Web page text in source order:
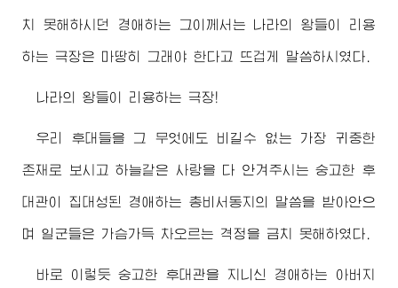
치 못해하시던 경애하는 그이께서는 나라의 왕들이 리용
하는 극장은 마땅히 그래야 한다고 뜨겁게 말씀하시였다.
나라의 왕들이 리용하는 극장!
우리 후대들을 그 무엇에도 비길수 없는 가장 귀중한
존재로 보시고 하늘같은 사랑을 다 안겨주시는 숭고한 후
대관이 집대성된 경애하는 총비서동지 의 말씀을 받아안으
며 일군들은 가슴가득 차오르는 격정을 금치 못해하였다.
바로 이렇듯 숭고한 후대관을 지니신 경애하는 아버지